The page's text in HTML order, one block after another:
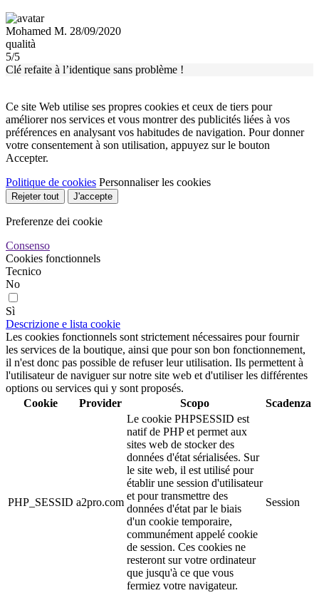
Mohamed M. 28/09/2020
qualità
5/5
Clé refaite à l’identique sans problème !
Ce site Web utilise ses propres cookies et ceux de tiers pour
améliorer nos services et vous montrer des publicités liées à vos
préférences en analysant vos habitudes de navigation. Pour donner
votre consentement à son utilisation, appuyez sur le bouton
Accepter.
Politique de cookies Personnaliser les cookies
Rejeter tout J'accepte
Preferenze dei cookie
Consenso
Cookies fonctionnels
Tecnico
No
Sì
Descrizione e lista cookie
Les cookies fonctionnels sont strictement nécessaires pour fournir
les services de la boutique, ainsi que pour son bon fonctionnement,
il n'est donc pas possible de refuser leur utilisation. Ils permettent à
l'utilisateur de naviguer sur notre site web et d'utiliser les différentes
options ou services qui y sont proposés.
Cookie
Provider Scopo Scadenza
PHP_SESSID a2pro.com
Le cookie PHPSESSID est
natif de PHP et permet aux
sites web de stocker des
données d'état sérialisées. Sur
le site web, il est utilisé pour
établir une session d'utilisateur
et pour transmettre des
données d'état par le biais
d'un cookie temporaire,
communément appelé cookie
de session. Ces cookies ne
resteront sur votre ordinateur
que jusqu'à ce que vous
fermiez votre navigateur.
Session